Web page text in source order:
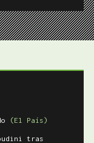
(El País)
tras